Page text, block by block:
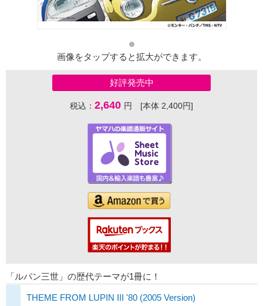
画像をタップすると拡大ができます。
好評発売中
税込： 2,640 円 [本体 2,400円]
「ルパン三世」の歴代テーマが1冊に！
THEME FROM LUPIN III '80 (2005 Version)